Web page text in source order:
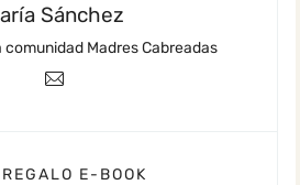
Sánchez
comunidad Madres Cabreadas
E-BOOK